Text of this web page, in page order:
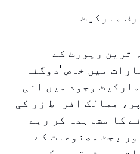
مارکیٹ
ترین رپورٹ کے
میں خاص 'دوگنا
وجود میں آئی
ممالک افراط زر کی
کا مشاہدہ کر رہے
بجٹ مصنوعات کے